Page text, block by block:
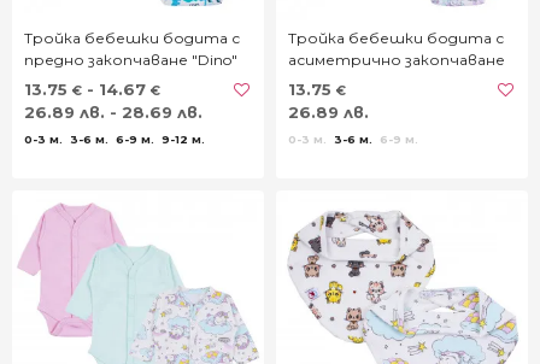
Тройка бебешки бодита с
предно закопчаване "Dino"
13.75 € - 14.67 €
26.89 лв. - 28.69 лв.
0-3 м. 3-6 м. 6-9 м. 9-12 м.
Тройка бебешки бодита с
асиметрично закопчаване
"Еднорог"
13.75 €
26.89 лв.
0-3 м. 3-6 м. 6-9 м.